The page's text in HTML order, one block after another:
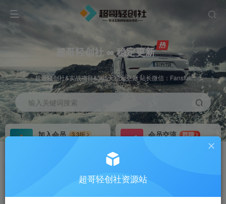
超哥轻创社 ∞ 稳定更新
超哥轻创社&实战项目&365天稳定更新 站长微信：Fansfuli
输入关键词搜索
加入会员
3.3折
会员交流
群聊
推广返佣高达70%超哥轻创社资源站